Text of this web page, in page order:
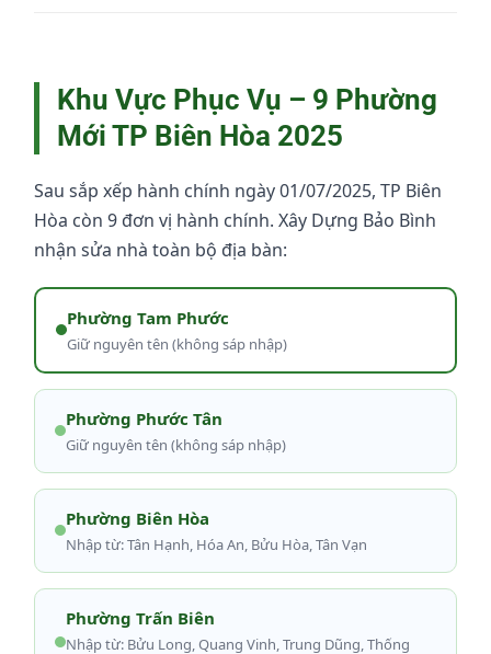
Khu Vực Phục Vụ – 9 Phường
Mới TP Biên Hòa 2025
Sau sắp xếp hành chính ngày 01/07/2025, TP Biên
Hòa còn 9 đơn vị hành chính. Xây Dựng Bảo Bình
nhận sửa nhà toàn bộ địa bàn:
Phường Tam Phước
Giữ nguyên tên (không sáp nhập)
Phường Phước Tân
Giữ nguyên tên (không sáp nhập)
Phường Biên Hòa
Nhập từ: Tân Hạnh, Hóa An, Bửu Hòa, Tân Vạn
Phường Trấn Biên
Nhập từ: Bửu Long, Quang Vinh, Trung Dũng, Thống